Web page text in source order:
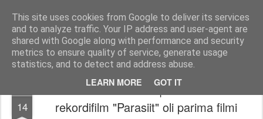
This site uses cookies from Google to deliver its services
and to analyze traffic. Your IP address and user-agent are
shared with Google along with performance and security
metrics to ensure quality of service, generate usage
statistics, and to detect and address abuse.
LEARN MORE GOT IT
Filmid, mängud ja muu huvitav! Filmi-, mängu- ja tootearvustused, TOP nimekirjad ja palju muud huvitavat.
Pages
14
48. Kinoveebi Jututuba | Kas Lõuna-Korea
rekordifilm "Parasiit" oli parima filmi